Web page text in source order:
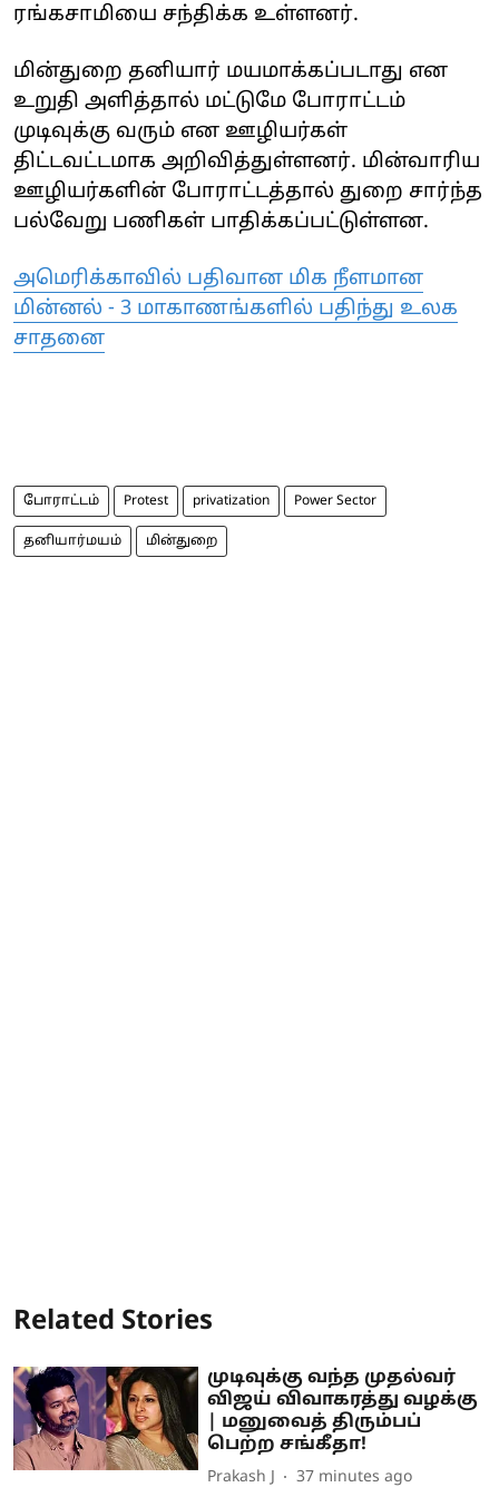
ரங்கசாமியை சந்திக்க உள்ளனர்.
மின்துறை தனியார் மயமாக்கப்படாது என
உறுதி அளித்தால் மட்டுமே போராட்டம்
முடிவுக்கு வரும் என ஊழியர்கள்
திட்டவட்டமாக அறிவித்துள்ளனர். மின்வாரிய
ஊழியர்களின் போராட்டத்தால் துறை சார்ந்த
பல்வேறு பணிகள் பாதிக்கப்பட்டுள்ளன.
அமெரிக்காவில் பதிவான மிக நீளமான
மின்னல் - 3 மாகாணங்களில் பதிந்து உலக
சாதனை
போராட்டம் Protest privatization Power Sector
தனியார்மயம் மின்துறை
Related Stories
முடிவுக்கு வந்த முதல்வர்
விஜய் விவாகரத்து வழக்கு
| மனுவைத் திரும்பப்
பெற்ற சங்கீதா!
Prakash J 37 minutes ago